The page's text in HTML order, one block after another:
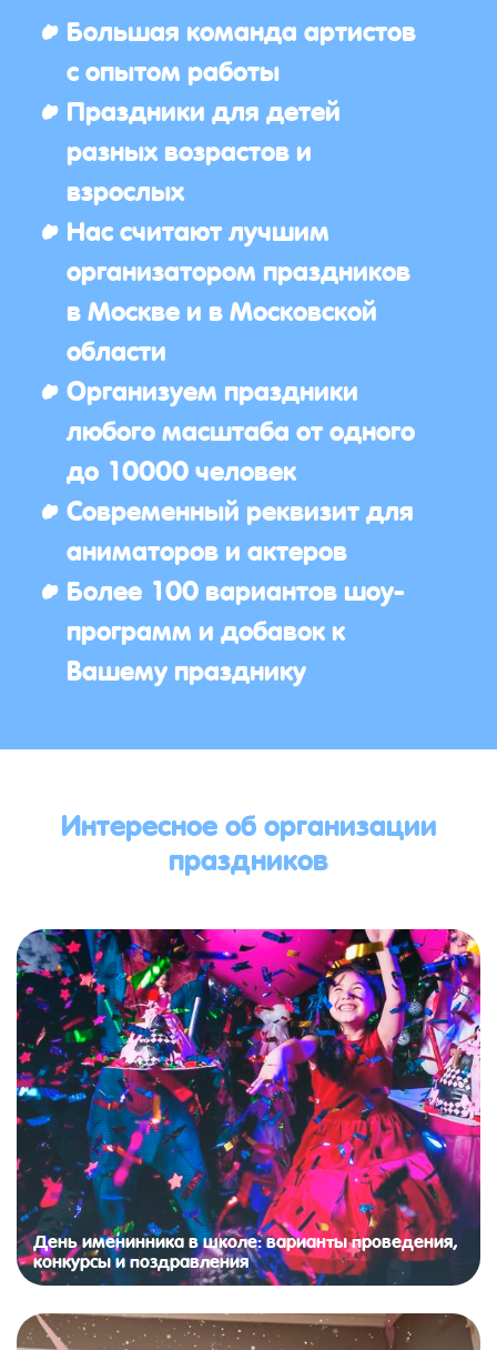
Большая команда артистов
с опытом работы
Праздники для детей
разных возрастов и
взрослых
Нас считают лучшим
организатором праздников
в Москве и в Московской
области
Организуем праздники
любого масштаба от одного
до 10000 человек
Современный реквизит для
аниматоров и актеров
Более 100 вариантов шоу-
программ и добавок к
Вашему празднику
Интересное об организации
праздников
День именинника в школе: варианты проведения,
конкурсы и поздравления